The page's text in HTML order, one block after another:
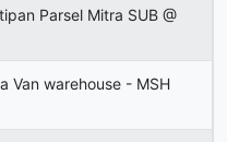
Parsel Mitra SUB @
Van warehouse - MSH